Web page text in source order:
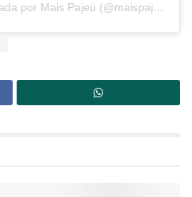
Uma publicação compartilhada por Mais Pajeú (@maispajeu)